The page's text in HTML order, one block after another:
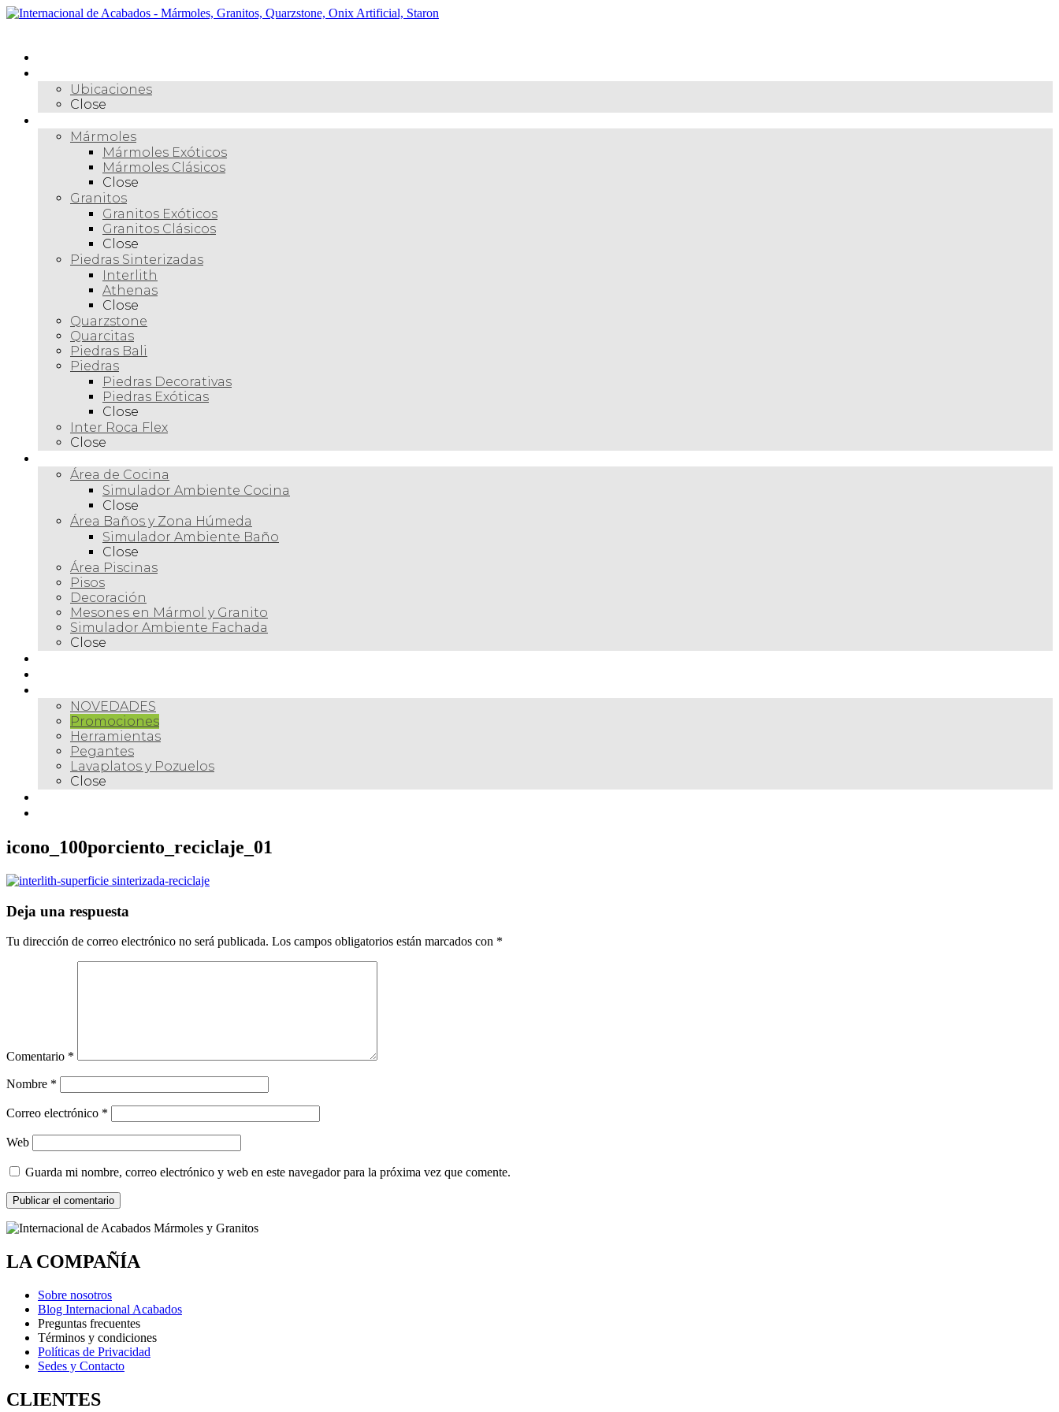
Skip
Ubicaciones
Close
Mármoles
Mármoles Exóticos
Mármoles Clásicos
Close
Granitos
Granitos Exóticos
Granitos Clásicos
Close
Piedras Sinterizadas
Interlith
Athenas
Close
Quarzstone
Quarcitas
Piedras Bali
Piedras
Piedras Decorativas
Piedras Exóticas
Close
Inter Roca Flex
Close
Área de Cocina
Simulador Ambiente Cocina
Close
Área Baños y Zona Húmeda
Simulador Ambiente Baño
Close
Área Piscinas
Pisos
Decoración
Mesones en Mármol y Granito
Simulador Ambiente Fachada
Close
NOVEDADES
Promociones
Herramientas
Pegantes
Lavaplatos y Pozuelos
Close
icono_100porciento_reciclaje_01
Deja una respuesta
Tu dirección de correo electrónico no será publicada. Los campos obligatorios están marcados con *
Comentario *
Nombre *
Correo electrónico *
Web
Guarda mi nombre, correo electrónico y web en este navegador para la próxima vez que comente.
LA COMPAÑÍA
Sobre nosotros
Blog Internacional Acabados
Preguntas frecuentes
Términos y condiciones
Políticas de Privacidad
Sedes y Contacto
CLIENTES